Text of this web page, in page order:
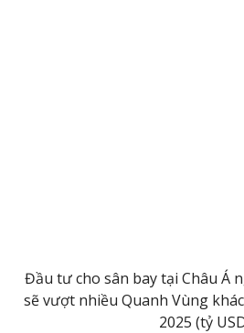
Đầu tư cho sân bay tại Châu Á
sẽ vượt nhiều Quanh Vùng
2025 (tỷ